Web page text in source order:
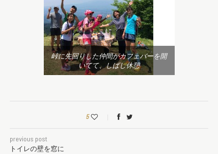
峠に先回りした仲間がカフェバーを開
いてて、しばし休憩
5
previous post
トイレの壁を窓に